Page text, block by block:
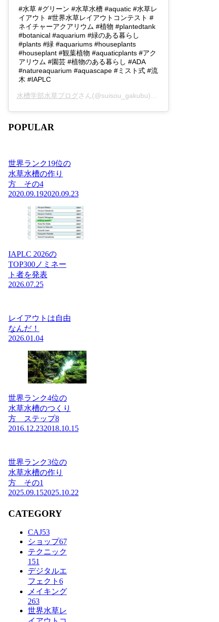
#水草 #グリーン #水草水槽 #aquatic #水草レ
イアウト #世界水草レイアウトコンテスト #
ネイチャーアクアリウム #植物 #plantedtank
#botanical #aquarium #緑のある暮らし
#plants #緑 #aquariums #houseplants
#houseplant #観葉植物 #aquaticplants #アク
アリウム #園芸 #植物のある暮らし #ADA
#natureaquarium #aquascape #ミスト式 #流
木 #IAPLC
水槽学部水草ブログさん(@suisou_gakubu)がシェアした投稿 -
POPULAR
世界ランク19位の
水草水槽の作り
方 その4
2020.09.192020.09.23
IAPLC 2026の
TOP300ノミネー
ト者を発表
2026.07.25
レイアウトは自由
なんだ！
2026.01.04
世界ランク4位の
水草水槽のつくり
方 ステップ8
2016.12.232018.10.15
世界ランク3位の
水草水槽の作り
方 その1
2025.09.152025.10.22
CATEGORY
CAJ53
ショップ67
テクニック
151
デジタルエ
フェクト 6
メイキング
263
世界水草レ